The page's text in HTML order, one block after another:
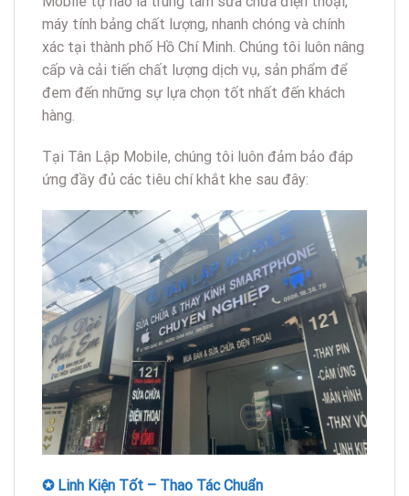
máy tính bảng chất lượng, nhanh chóng và chính
xác tại thành phố Hồ Chí Minh. Chúng tôi luôn nâng
cấp và cải tiến chất lượng dịch vụ, sản phẩm để
đem đến những sự lựa chọn tốt nhất đến khách
hàng.
Tại Tân Lập Mobile, chúng tôi luôn đảm bảo đáp
ứng đầy đủ các tiêu chí khắt khe sau đây:
✪ Linh Kiện Tốt – Thao Tác Chuẩn